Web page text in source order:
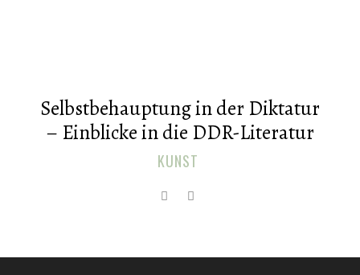
Selbstbehauptung in der Diktatur
– Einblicke in die DDR-Literatur
KUNST